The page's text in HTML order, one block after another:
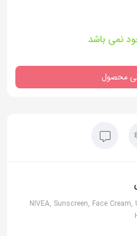
نمی باشد
محصول
NIVEA, Sunscreen, Face Cream,